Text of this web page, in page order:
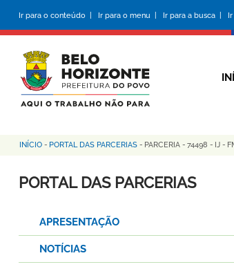
conteúdo
principal
Ir para o conteúdo | Ir para o menu | Ir para a busca |
Trilha
de
INÍCIO - PORTAL DAS PARCERIAS - PARCERIA - 74498 - IJ -
PORTAL DAS PARCERIAS
APRESENTAÇÃO
NOTÍCIAS